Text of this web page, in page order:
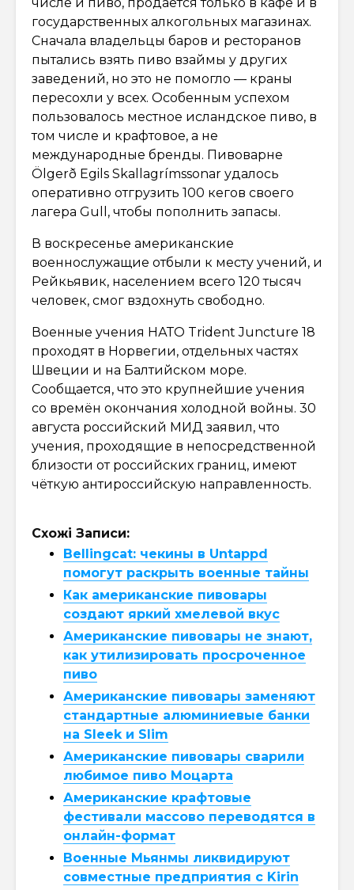
государственных алкогольных магазинах.
Сначала владельцы баров и ресторанов
пытались взять пиво взаймы у других
заведений, но это не помогло — краны
пересохли у всех. Особенным успехом
пользовалось местное исландское пиво, в
том числе и крафтовое, а не
международные бренды. Пивоварне
Ölgerð Egils Skallagrímssonar удалось
оперативно отгрузить 100 кегов своего
лагера Gull, чтобы пополнить запасы.
В воскресенье американские
военнослужащие отбыли к месту учений, и
Рейкьявик, населением всего 120 тысяч
человек, смог вздохнуть свободно.
Военные учения НАТО Trident Juncture 18
проходят в Норвегии, отдельных частях
Швеции и на Балтийском море.
Сообщается, что это крупнейшие учения
со времён окончания холодной войны. 30
августа российский МИД заявил, что
учения, проходящие в непосредственной
близости от российских границ, имеют
чёткую антироссийскую направленность.
Схожі Записи:
Bellingcat: чекины в Untappd
помогут раскрыть военные тайны
Как американские пивовары
создают яркий хмелевой вкус
Американские пивовары не знают,
как утилизировать просроченное
пиво
Американские пивовары заменяют
стандартные алюминиевые банки
на Sleek и Slim
Американские пивовары сварили
любимое пиво Моцарта
Американские крафтовые
фестивали массово переводятся в
онлайн-формат
Военные Мьянмы ликвидируют
совместные предприятия с Kirin